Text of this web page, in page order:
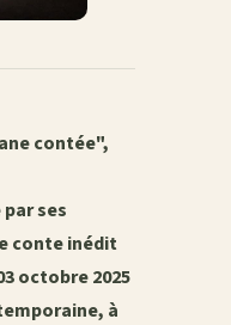
contée",
ses
conte inédit
octobre 2025
à